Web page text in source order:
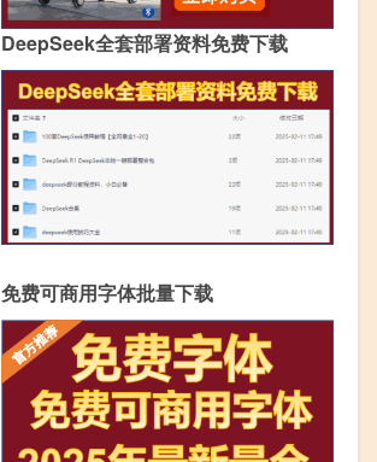
DeepSeek全套部署资料免费下载
免费可商用字体批量下载